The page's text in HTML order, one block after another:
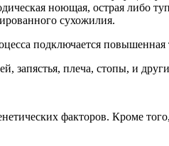
ноющая, острая либо
сухожилия.
подключается повышенная
запястья, плеча, стопы, и
факторов. Кроме